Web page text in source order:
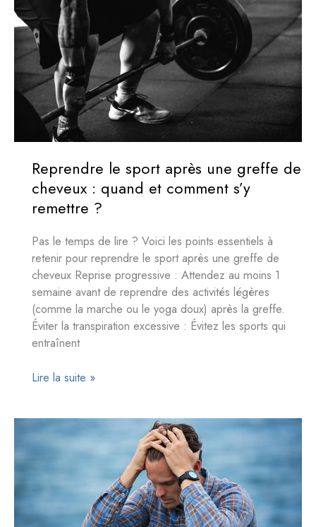
Délais
pour
une
Intimité
en
Toute
Sécurité
Reprendre le sport après une greffe de
cheveux : quand et comment s’y
remettre ?
Pas le temps de lire ? Voici les points essentiels à
retenir pour reprendre le sport après une greffe de
cheveux Reprise progressive : Attendez au moins 1
semaine avant de reprendre des activités légères
(comme la marche ou le yoga doux) après la greffe.
Éviter la transpiration excessive : Évitez les sports qui
entraînent
Reprendre
après
une
cheveux
:
Lire la suite »